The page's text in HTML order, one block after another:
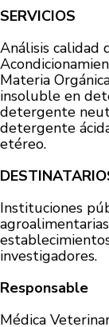
SERVICIOS
Análisis calidad
Materia
insoluble en
detergente
detergente
etéreo.
Instituciones
investigadores.
Responsable
Médica